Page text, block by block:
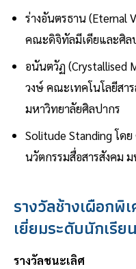
ร่างอันตรธาน (Eternal
คณะดิจิทัลมีเดียและศิล
อนันตวัฏ (Crystallised
วงษ์ คณะเทคโนโลยีสา
มหาวิทยาลัยศิลปากร
Solitude Standing โด
นวัตกรรมสื่อสารสังคม
รางวัลช้างเผือก
เยี่ยมระดับนักเรีย
รางวัลชนะเลิศ